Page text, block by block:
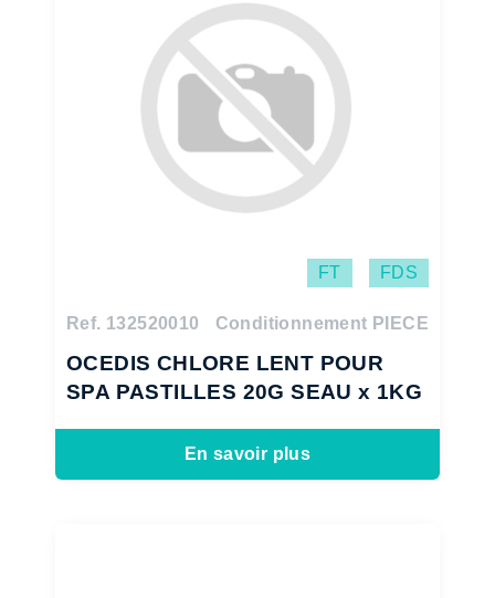
FT FDS
Ref. 132520010 Conditionnement PIECE
OCEDIS CHLORE LENT POUR
SPA PASTILLES 20G SEAU x 1KG
En savoir plus